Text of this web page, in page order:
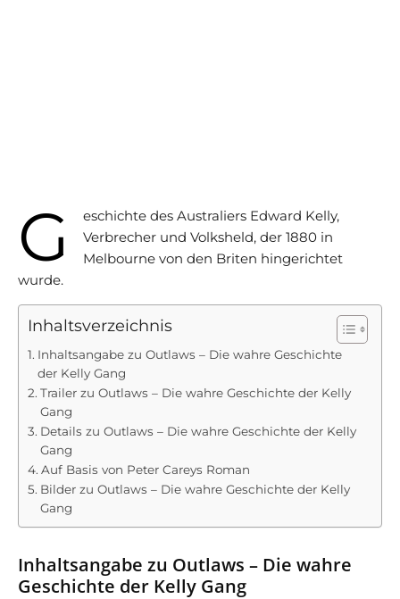
G
eschichte des Australiers Edward Kelly,
Verbrecher und Volksheld, der 1880 in
Melbourne von den Briten hingerichtet
wurde.
Inhaltsverzeichnis
Inhaltsangabe zu Outlaws – Die wahre Geschichte
der Kelly Gang
Trailer zu Outlaws – Die wahre Geschichte der Kelly
Gang
Details zu Outlaws – Die wahre Geschichte der Kelly
Gang
Auf Basis von Peter Careys Roman
Bilder zu Outlaws – Die wahre Geschichte der Kelly
Gang
Inhaltsangabe zu Outlaws – Die wahre
Geschichte der Kelly Gang